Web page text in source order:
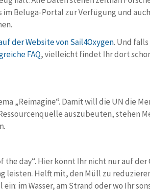
Beluga-Portal zur Ver­fü­gung und
der Website von Sail4Oxygen. Und
FAQ, vielleicht findet Ihr dort
„Reimagine“. Damit will die UN die
auszubeuten, stehen
the day“. Hier könnt Ihr nicht nur auf der
leisten. Helft mit, den Müll zu
im Wasser, am Strand oder wo Ihr